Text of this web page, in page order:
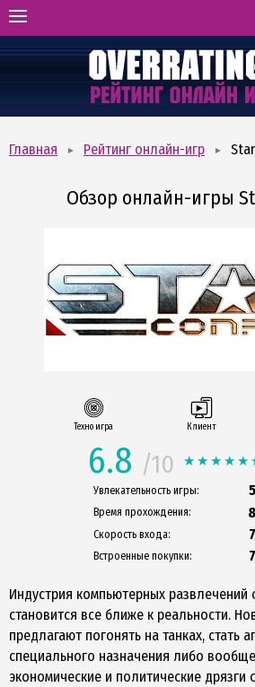
РЕЙТИНГ ОНЛАЙН-
ВИДЫ И ЖАНРЫ
БОНУСХАНТИНГ
Главная Рейтинг онлайн-игр
Обзор онлайн-игры
Техно игра Клиент
6.8 /10
Увлекательность игры: 5
Время прохождения: 8
Скорость входа: 7
Встроенные покупки: 7
Индустрия компьютерных
становится все ближе к реальности.
предлагают погонять на танках, стать
специального назначения либо вообще
экономические и политические дрязги